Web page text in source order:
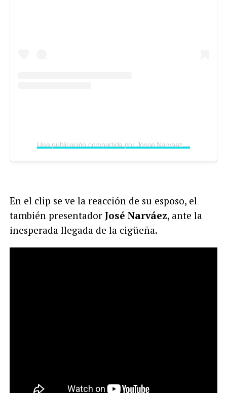
Una publicación compartida por Josse Narvaez (@jossenarvaezm)
En el clip se ve la reacción de su esposo, el
también presentador José Narváez, ante la
inesperada llegada de la cigüeña.